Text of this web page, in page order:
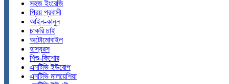
সহজ ইংরেজি
প্রিয় প্রবাসী
আইন-কানুন
চাকরি চাই
অটোমোবাইল
হাস্যরস
শিশু-কিশোর
এনটিভি ইউরোপ
এনটিভি মালয়েশিয়া